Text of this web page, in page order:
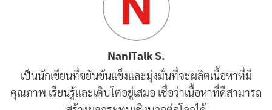
แคปชั่นศัลยกรรมไม่เพียงแค่ทำให้โพสต์ของคุณดูน่าสนใจ
ยิ่งขึ้น แต่ยังเป็นการแบ่งปันความรู้สึกและประสบการณ์ของ
คุณกับเพื่อนๆ ในโลกโซเชียลอีกด้วย ลองเลือกแคปชั่นที่
โดนใจคุณที่สุด แล้วแชร์ให้โลกรู้ว่าคุณภูมิใจในความ
NaniTalk S.
เป็นนักเขียนที่ขยันขันแข็งและมุ่งมั่นที่จะผลิตเนื้อหาที่มี
คุณภาพ เรียนรู้และเติบโตอยู่เสมอ เชื่อว่าเนื้อหาที่ดีสามารถ